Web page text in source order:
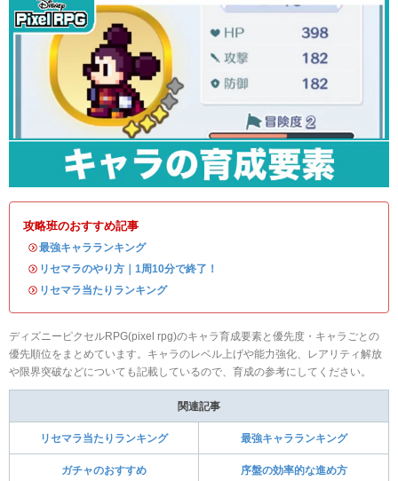
攻略班のおすすめ記事
・最強キャラランキング
・ リセマラのやり方｜1周10分で終了！
・ リセマラ当たりランキング
ディズニーピクセルRPG(pixel rpg)のキャラ育成要素と優先度・キャラごとの
優先順位をまとめています。キャラのレベル上げや能力強化、レアリティ解放
や限界突破などについても記載しているので、育成の参考にしてください。
関連記事
リセマラ当たりランキング 最強キャラランキング
ガチャのおすすめ 序盤の効率的な進め方